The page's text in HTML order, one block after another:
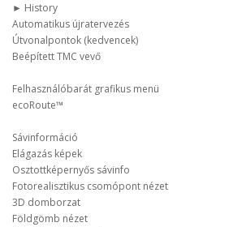
► History
Automatikus újratervezés
Útvonalpontok (kedvencek)
Beépített TMC vevő
Felhasználóbarát grafikus menü
ecoRoute™
Sávinformáció
Elágazás képek
Osztottképernyős sávinfo
Fotorealisztikus csomópont nézet
3D domborzat
Földgömb nézet